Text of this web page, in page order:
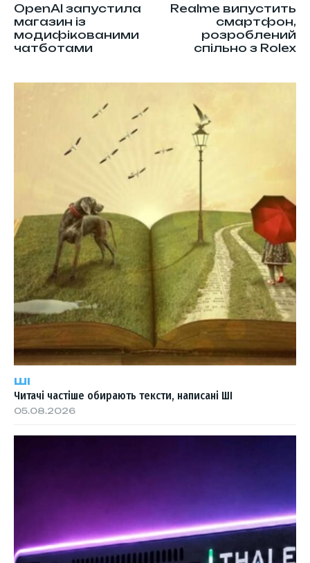
OpenAI запустила
магазин із
модифікованими
чатботами
Realme випустить
смартфон,
розроблений
спільно з Rolex
ШІ
Читачі частіше обирають тексти, написані ШІ
05.08.2026